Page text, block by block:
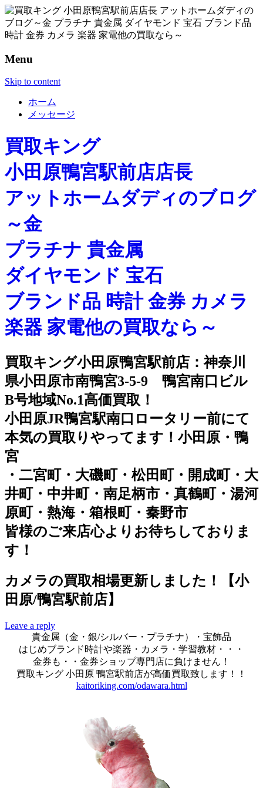
Menu
Skip to content
ホーム
メッセージ
カメラの買取相場更新しました！【小
田原/鴨宮駅前店】
Leave a reply
貴金属（金・銀/シルバー・プラチナ）・宝飾品
はじめブランド時計や楽器・カメラ・学習教材・・・
金券も・・金券ショップ専門店に負けません！
買取キング 小田原 鴨宮駅前店が高価買取致します！！
kaitoriking.com/odawara.html